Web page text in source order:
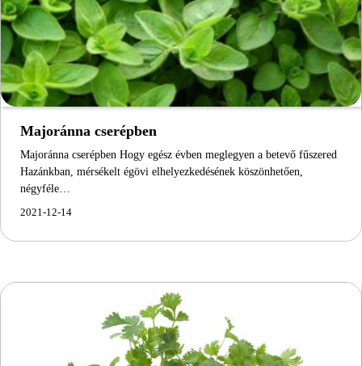
Majoránna cserépben
Majoránna cserépben Hogy egész évben meglegyen a betevő fűszered
Hazánkban, mérsékelt égövi elhelyezkedésének köszönhetően,
négyféle…
2021-12-14